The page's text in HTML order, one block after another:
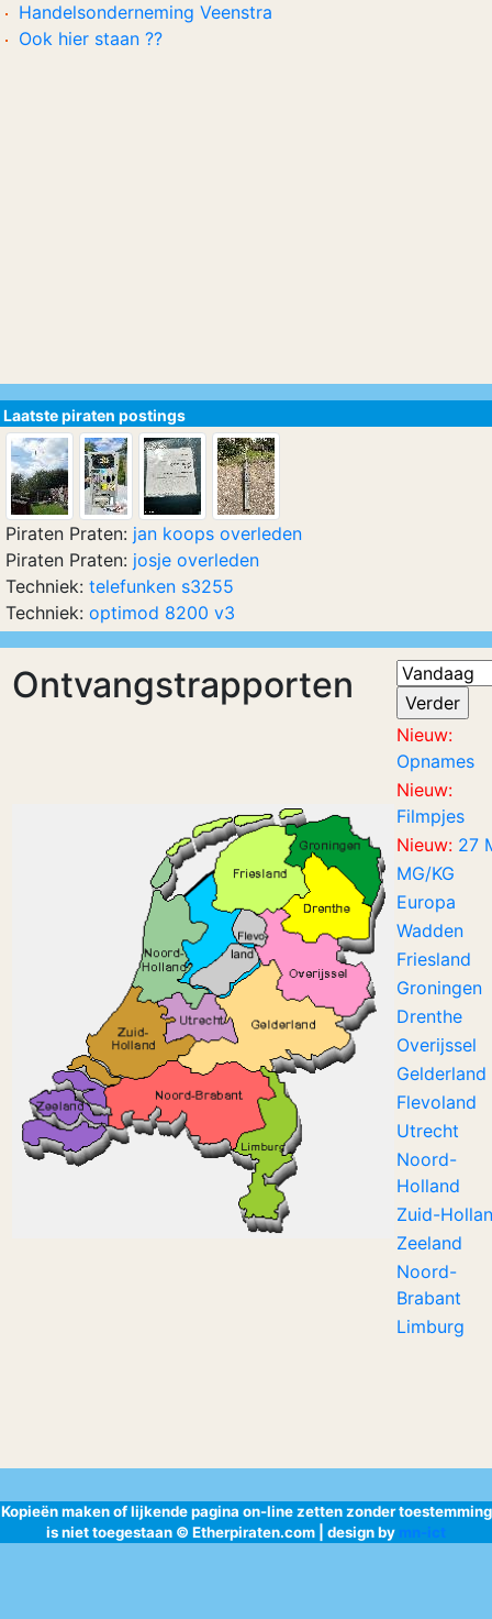
Ontvangstrapporten
Nieuw:
Opnames
Nieuw:
Filmpjes
Nieuw: 27
MG/KG
Europa
Wadden
Friesland
Groningen
Drenthe
Overijssel
Gelderland
Flevoland
Utrecht
Noord-
Holland
Zuid-
Zeeland
Noord-
Brabant
Limburg
Handelsonderneming Veenstra
Ook hier staan ??
Laatste piraten postings
Piraten Praten: jan koops overleden
Piraten Praten: josje overleden
Techniek: telefunken s3255
Techniek: optimod 8200 v3
Kopieën maken of lijkende pagina on-line zetten zonder toestemming
is niet toegestaan © Etherpiraten.com | design by mn-ict